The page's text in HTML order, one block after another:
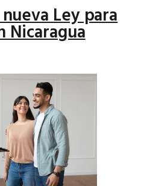
Ley para
Nicaragua